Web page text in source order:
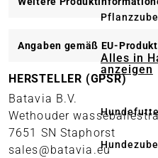
Alles in
anzeigen
Angaben gemäß EU-
HERSTELLER (GPSR)
Batavia B.V.
Wethouder
7651 SN Staphorst
sales@batavia.eu